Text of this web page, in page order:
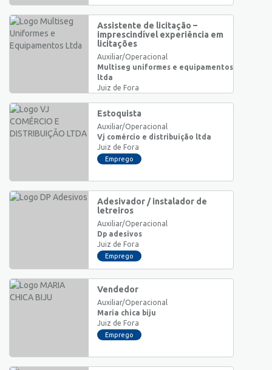
Assistente de licitação –
imprescindível experiência em
licitações
Auxiliar/Operacional
Multiseg uniformes e equipamentos
ltda
Juiz de Fora
Estoquista
Auxiliar/Operacional
Vj comércio e distribuição ltda
Juiz de Fora
Emprego
Adesivador / instalador de
letreiros
Auxiliar/Operacional
Dp adesivos
Juiz de Fora
Emprego
Vendedor
Auxiliar/Operacional
Maria chica biju
Juiz de Fora
Emprego